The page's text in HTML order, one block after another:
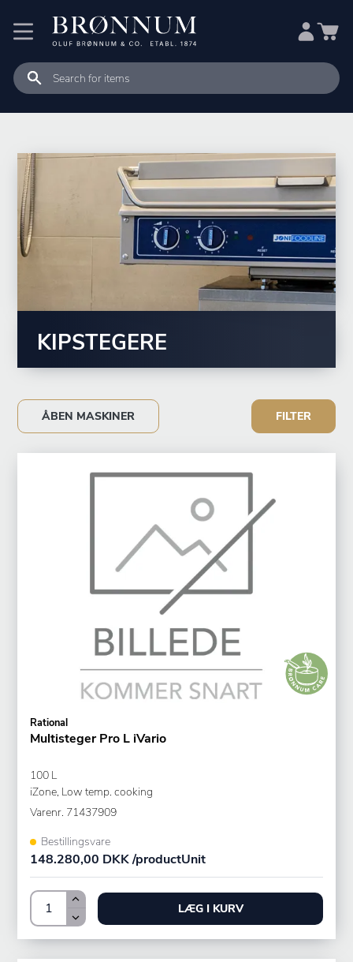
KIPSTEGERE
ÅBEN MASKINER FILTER
Rational
Multisteger Pro L iVario
100 L
iZone, Low temp. cooking
Varenr. 71437909
Bestillingsvare
148.280,00 DKK /productUnit
LÆG I KURV